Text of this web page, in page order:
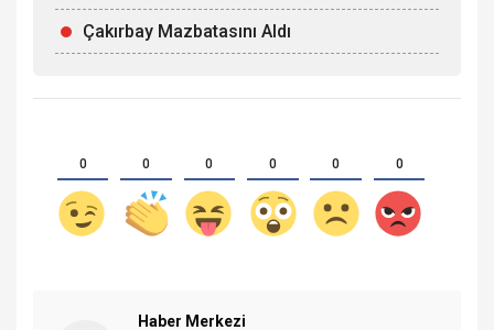
Çakırbay Mazbatasını Aldı
0 0 0 0 0 0
Haber Merkezi